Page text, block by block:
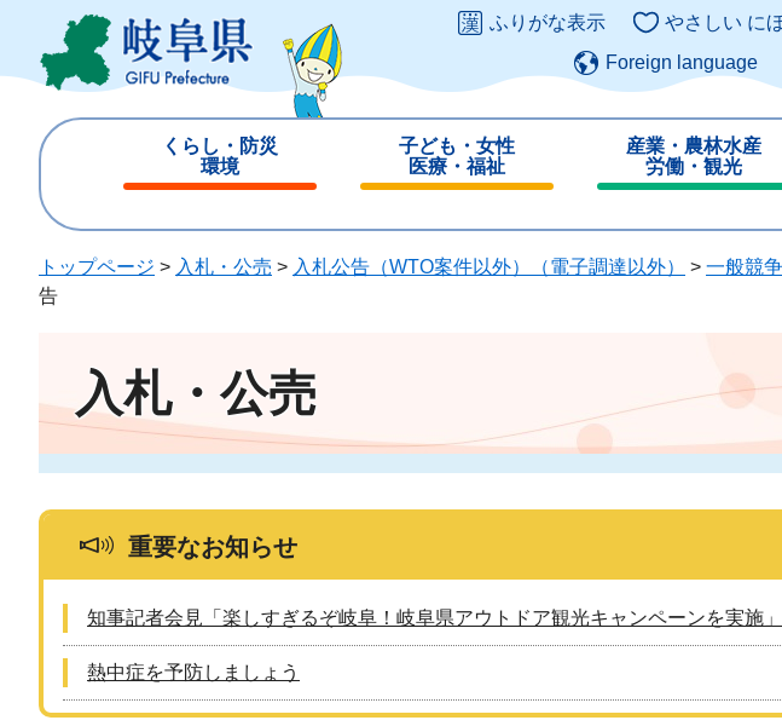
ジ
ュ
この
ふりがな表示 やさしい に
Foreign language
くらし・防災
環境
じ
子ども・女性
医療・福祉
じ
る
産業・農林水産
労働・観光
じ
る
トップページ > 入札・公売 > 入札公告（WTO案件以外）（電子調達以外） > 一般競
告
入札・公売
重要なお知らせ
知事記者会見「楽しすぎるぞ岐阜！岐阜県アウトドア観光キャンペーンを実施
熱中症を予防しましょう